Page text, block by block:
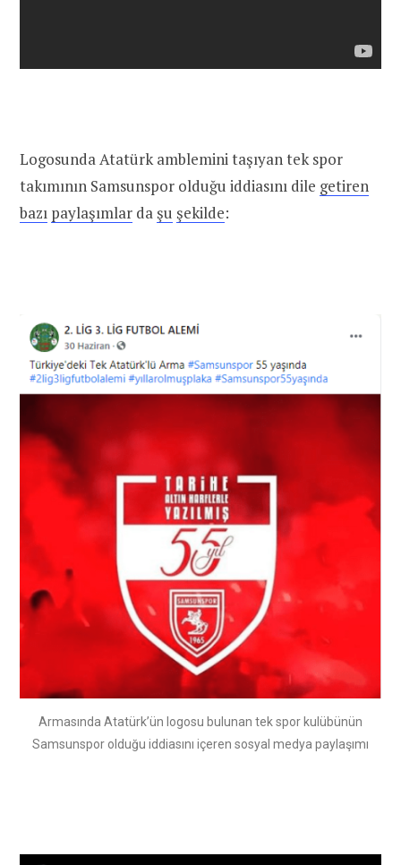
Logosunda Atatürk amblemini taşıyan tek spor
takımının Samsunspor olduğu iddiasını dile getiren
bazı paylaşımlar daşu şekilde:
Armasında Atatürk’ün logosu bulunan tek spor kulübünün
Samsunspor olduğu iddiasını içeren sosyal medya paylaşımı